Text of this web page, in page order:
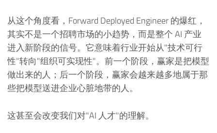
从这个角度看，Forward Deployed Engineer 的爆红，
其实不是一个招聘市场的小趋势，而是整个 AI 产业
进入新阶段的信号。它意味着行业开始从"技术可行
性"转向"组织可实现性"。前一个阶段，赢家是把模型
做出来的人；后一个阶段，赢家会越来越多地属于那
些把模型送进企业心脏地带的人。
这甚至会改变我们对"AI 人才"的理解。